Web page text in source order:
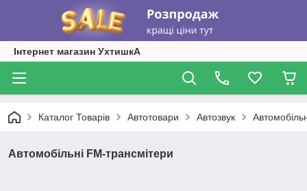
Інтернет магазин УхтишкА
Каталог Товарів Автотовари Автозвук
Автомобільні FM-трансмітери